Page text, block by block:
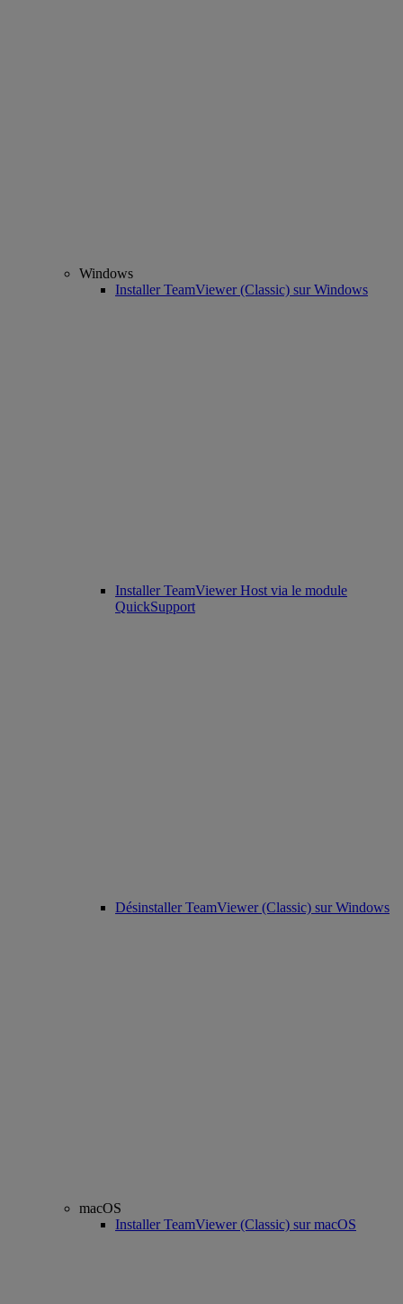
Windows
Installer TeamViewer (Classic) sur Windows
Installer TeamViewer Host via le module
QuickSupport
Désinstaller TeamViewer (Classic) sur Windows
macOS
Installer TeamViewer (Classic) sur macOS